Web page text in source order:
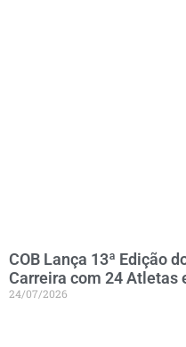
COB Lança 13ª Edição
Carreira com 24 Atletas
24/07/2026